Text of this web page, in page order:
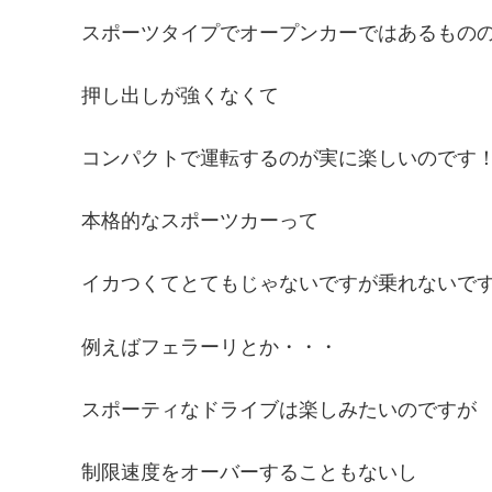
スポーツタイプでオープンカーではあるもの
押し出しが強くなくて
コンパクトで運転するのが実に楽しいのです！
本格的なスポーツカーって
イカつくてとてもじゃないですが乗れないで
例えばフェラーリとか・・・
スポーティなドライブは楽しみたいのですが
制限速度をオーバーすることもないし